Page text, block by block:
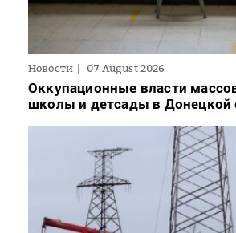
Новости 07 August 2026
Оккупационные власти
школы и детсады в Донецкой